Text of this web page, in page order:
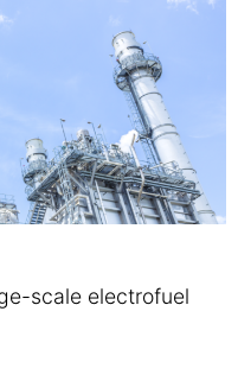
scale electrofuel